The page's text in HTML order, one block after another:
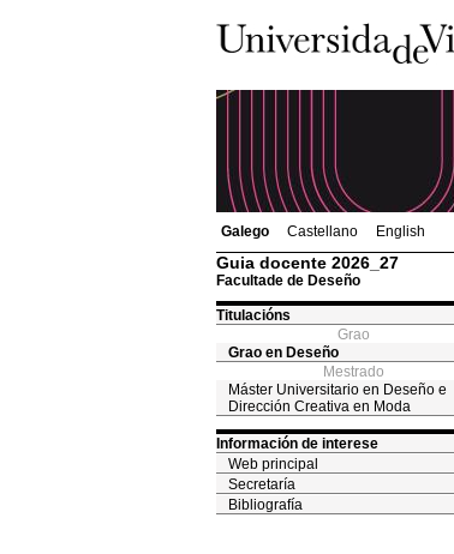
Galego Castellano English
Guia docente 2026_27
Facultade de Deseño
Titulacións
Grao
Grao en Deseño
Mestrado
Máster Universitario en Deseño e
Dirección Creativa en Moda
Información de interese
Web principal
Secretaría
Bibliografía